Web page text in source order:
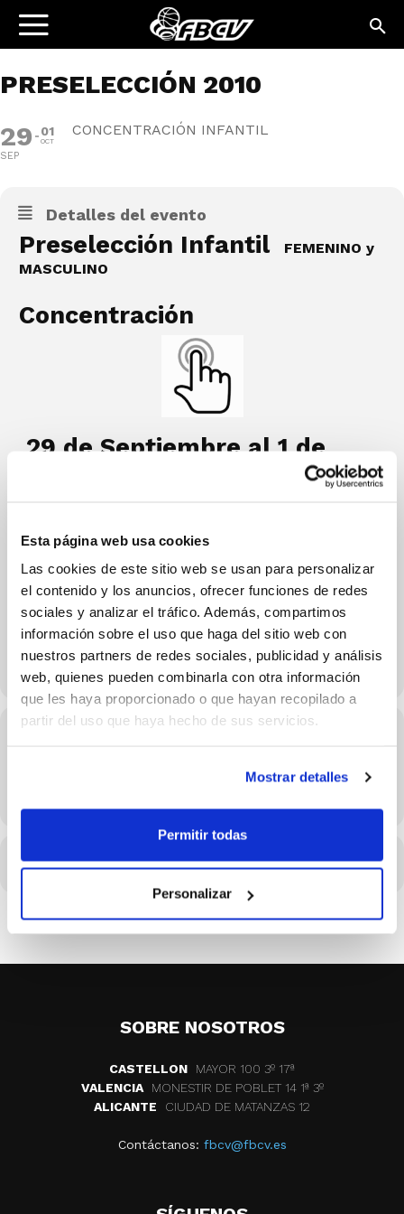
Esta página web usa cookies
Las cookies de este sitio web se usan para personalizar
el contenido y los anuncios, ofrecer funciones de redes
sociales y analizar el tráfico. Además, compartimos
información sobre el uso que haga del sitio web con
nuestros partners de redes sociales, publicidad y análisis
web, quienes pueden combinarla con otra información
que les haya proporcionado o que hayan recopilado a
partir del uso que haya hecho de sus servicios.
Mostrar detalles
Permitir todas
Personalizar
PRESELECCIÓN 2010
29
SEP
01
OCT
CONCENTRACIÓN INFANTIL
Detalles del evento
Preselección Infantil
FEMENINO y
MASCULINO
Concentración
29 de Septiembre al 1 de
Lugar
Horario
18:30
Infantil Masculino
Lugar
Pavelló d’Esports de Pedreguer
Horario
18:00
CALENDARIO CALENDARIO GOOGLE
SOBRE NOSOTROS
CASTELLON
MAYOR 100 3º 17ª
VALENCIA
MONESTIR DE POBLET 14 1ª 3º
ALICANTE
CIUDAD DE MATANZAS 12
Contáctanos: fbcv@fbcv.es